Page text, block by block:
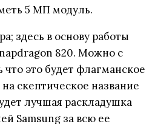
5 МП модуль.
здесь в основу работы
820. Можно с
что это будет флагманское
скептическое название
лучшая раскладушка
Samsung за всю ее